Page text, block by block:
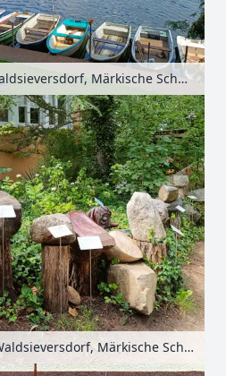
Großer Däbersee bei Waldsieversdorf, Märkische Schweiz, Seenland Oder-Spree, Brandenburg, Deutschland
Gesteinssammlung in Waldsieversdorf, Märkische Schweiz, Seenland Oder-Spree, Brandenburg, Deutschland